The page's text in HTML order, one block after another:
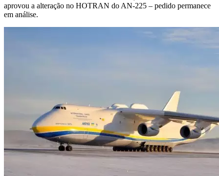
aprovou a alteração no HOTRAN do AN-225 – pedido permanece
em análise.